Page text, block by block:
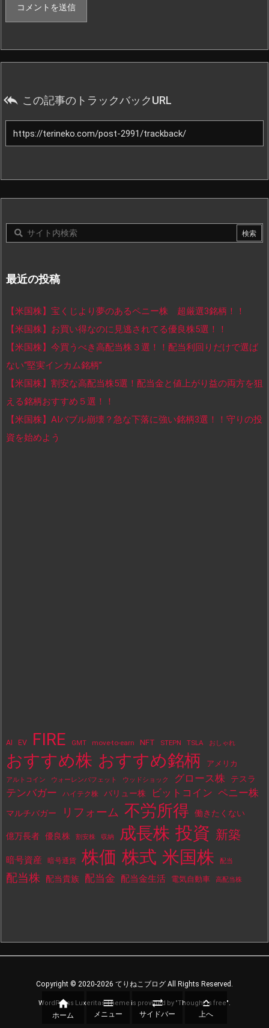
 この記事のトラックバックURL
最近の投稿
【米国株】宝くじより夢のあるペニー株 超厳選3銘柄！！
【米国株】お買い得なのに見逃されてる優良株5選！！
【米国株】今買うべき高配当株３選！！配当利回りだけで選ば
ない“堅実インカム銘柄”
【米国株】割安な高配当株5選！配当金と値上がり益の両方を狙
える銘柄おすすめ５選！！
【米国株】AIバブル崩壊？急な下落に強い銘柄3選！！守りの投
資を始めよう
AI EV FIRE GMT move-to-earn NFT STEPN TSLA おしゃれ
おすすめ株 おすすめ銘柄 アメリカ
アルトコイン ウォーレンバフェット ウッドショック グロース株 テスラ
テンバガー ハイテク株 バリュー株 ビットコイン ペニー株
マルチバガー リフォーム 不労所得 働きたくない
億万長者 優良株 割安株 収納 成長株 投資 新築
暗号資産 暗号通貨 株価 株式 米国株 配当
配当株 配当貴族 配当金 配当金生活 電気自動車 高配当株
Copyright © 2020-2026 てりねこブログ All Rights Reserved.
WordPress Luxeritas Theme is provided by "Thought is free".

ホーム

メニュー

サイドバー

上へ